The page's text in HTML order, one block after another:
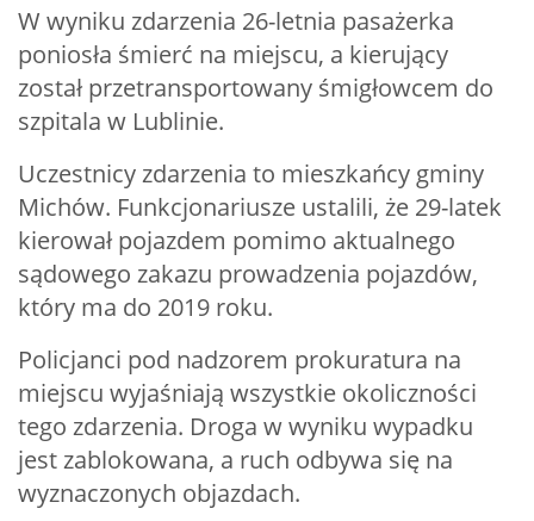
W wyniku zdarzenia 26-letnia pasażerka
poniosła śmierć na miejscu, a kierujący
został przetransportowany śmigłowcem do
szpitala w Lublinie.
Uczestnicy zdarzenia to mieszkańcy gminy
Michów. Funkcjonariusze ustalili, że 29-latek
kierował pojazdem pomimo aktualnego
sądowego zakazu prowadzenia pojazdów,
który ma do 2019 roku.
Policjanci pod nadzorem prokuratura na
miejscu wyjaśniają wszystkie okoliczności
tego zdarzenia. Droga w wyniku wypadku
jest zablokowana, a ruch odbywa się na
wyznaczonych objazdach.